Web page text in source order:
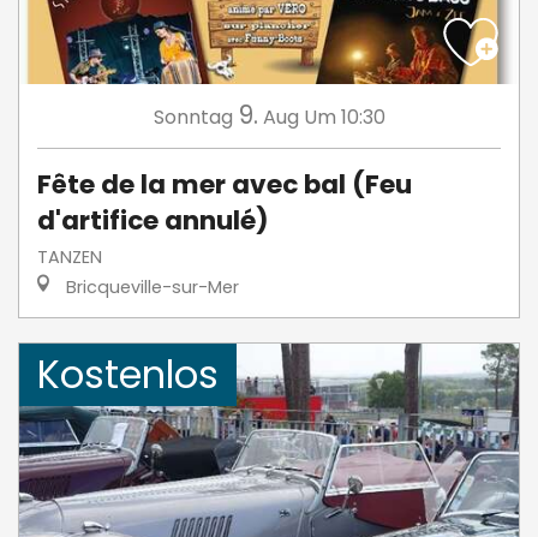
Sonntag 9. Aug Um 10:30
Fête de la mer avec bal (Feu
d'artifice annulé)
TANZEN
Bricqueville-sur-Mer
Kostenlos